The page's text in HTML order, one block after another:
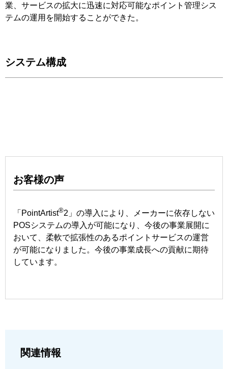
業、サービスの拡大に迅速に対応可能なポイント管理シス
テムの運用を開始することができた。
システム構成
お客様の声
「PointArtist®2」の導入により、メーカーに依存しない
POSシステムの導入が可能になり、今後の事業展開に
おいて、柔軟で拡張性のあるポイントサービスの運営
が可能になりました。今後の事業成長への貢献に期待
しています。
関連情報